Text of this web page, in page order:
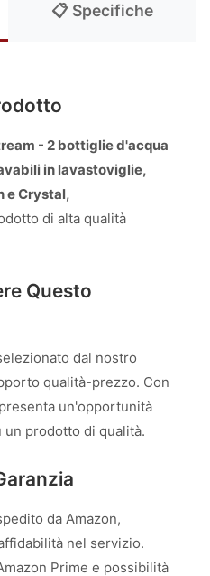
📋 Specifiche
- 2 bottiglie d'acqua
in lavastoviglie,
e Crystal,
di alta qualità
Questo
dal nostro
qualità-prezzo. Con
un'opportunità
prodotto di qualità.
da Amazon,
nel servizio.
Prime e possibilità